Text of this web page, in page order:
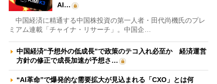
AI…
中国経済に精通する中国株投資の第一人者・田代尚機氏のプレ
ミアム連載「チャイナ・リサーチ」。中国企…
中国経済“予想外の低成長”で政策のテコ入れ必至か 経済運営
方針の修正で成長加速が予想さ…
“AI革命”で爆発的な需要拡大が見込まれる「CXO」とは何